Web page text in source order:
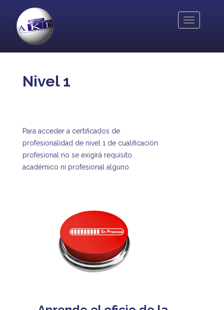
contenido
principal
Toggle
Nivel 1
Para acceder a certificados de
profesionalidad de nivel 1 de cualificación
profesional no se exigirá requisito
académico ni profesional alguno